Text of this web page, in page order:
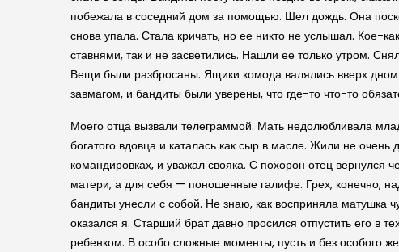
побежала в соседний дом за помощью. Шел дождь. Она
снова упала. Стала кричать, но ее никто не услышал. Кое-
ставнями, так и не засветились. Нашли ее только утром.
Вещи были разбросаны. Ящики комода валялись вверх
завмагом, и бандиты были уверены, что где-то что-то
Моего отца вызвали телеграммой. Мать недолюбливала
богатого вдовца и каталась как сыр в масле. Жили не
командировках, и уважал свояка. С похорон отец вернулся
матери, а для себя — поношенные галифе. Грех, конечно,
бандиты унесли с собой. Не знаю, как восприняла матушка
оказался я. Старший брат давно просился отпустить его в
ребенком. В особо сложные моменты, пусть и без особого